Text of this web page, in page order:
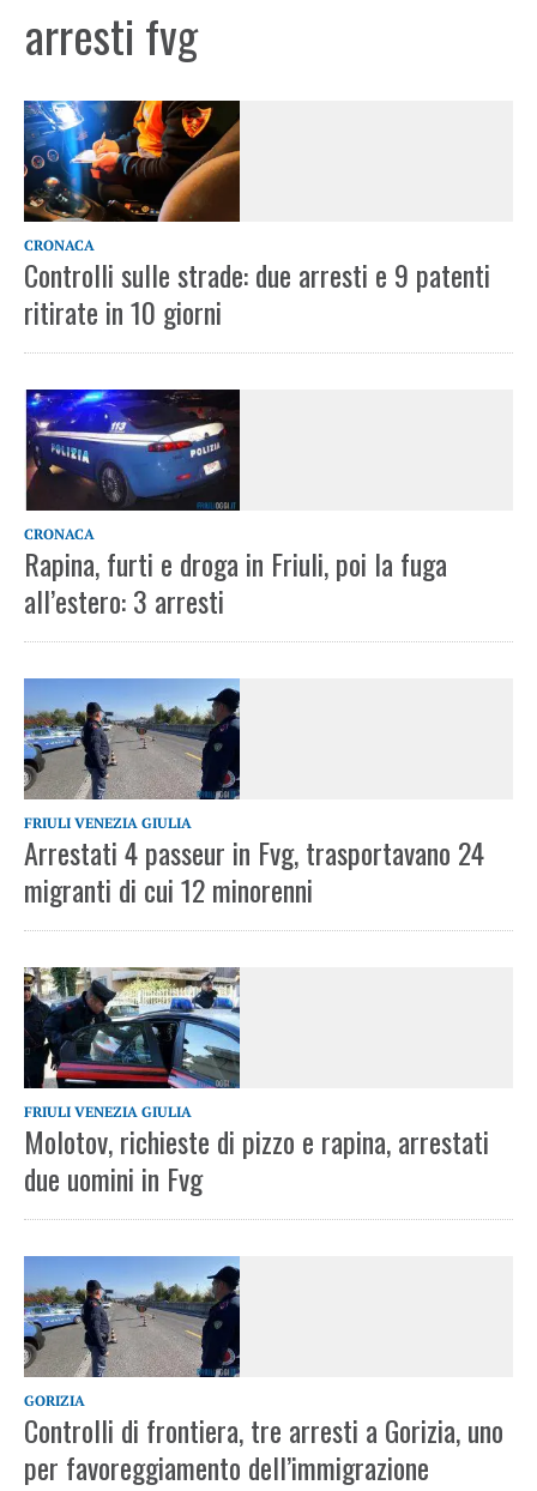
arresti fvg
CRONACA
Controlli sulle strade: due arresti e 9 patenti
ritirate in 10 giorni
CRONACA
Rapina, furti e droga in Friuli, poi la fuga
all’estero: 3 arresti
FRIULI VENEZIA GIULIA
Arrestati 4 passeur in Fvg, trasportavano 24
migranti di cui 12 minorenni
FRIULI VENEZIA GIULIA
Molotov, richieste di pizzo e rapina, arrestati
due uomini in Fvg
GORIZIA
Controlli di frontiera, tre arresti a Gorizia, uno
per favoreggiamento dell’immigrazione